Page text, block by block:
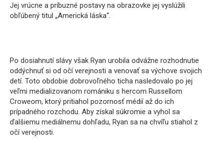
Jej vrúcne a príbuzné postavy na obrazovke jej vyslúžili
obľúbený titul „Americká láska“.
Po dosiahnutí slávy však Ryan urobila odvážne rozhodnutie
oddýchnuť si od očí verejnosti a venovať sa výchove svojich
detí. Toto obdobie dobrovoľného ticha nasledovalo po jej
veľmi medializovanom romániku s hercom Russellom
Croweom, ktorý pritiahol pozornosť médií až do ich
prípadného rozchodu. Aby získal súkromie a vyhol sa
ďalšiemu mediálnemu dohľadu, Ryan sa na chvíľu stiahol z
očí verejnosti.